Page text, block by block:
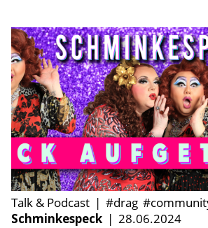
Talk & Podcast | #drag
Schminkespeck | 28.06.2024